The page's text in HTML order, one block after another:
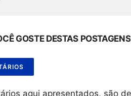
GOSTE DESTAS POSTAGENS
aqui apresentados, são